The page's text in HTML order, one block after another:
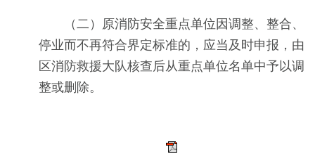
（二）原消防安全重点单位因调整、整合、
停业而不再符合界定标准的，应当及时申报，由
区消防救援大队核查后从重点单位名单中予以调
整或删除。